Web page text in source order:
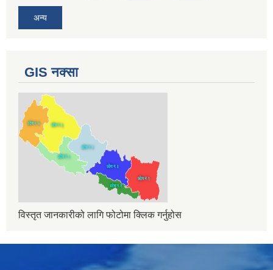
अन्य
GIS नक्सा
विस्तृत जानकारीको लागि फोटोमा क्लिक गर्नुहोस